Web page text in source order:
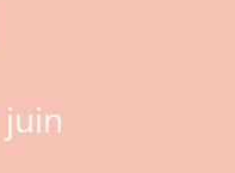
juin